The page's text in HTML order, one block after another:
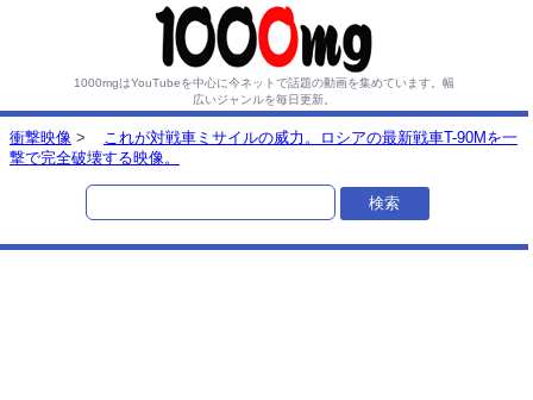
1000mgはYouTubeを中心に今ネットで話題の動画を集めています。 幅
広いジャンルを毎日更新。
衝撃映像 >
これが対戦車ミサイルの威力。ロシアの最新戦車T-90Mを一
撃で完全破壊する映像。